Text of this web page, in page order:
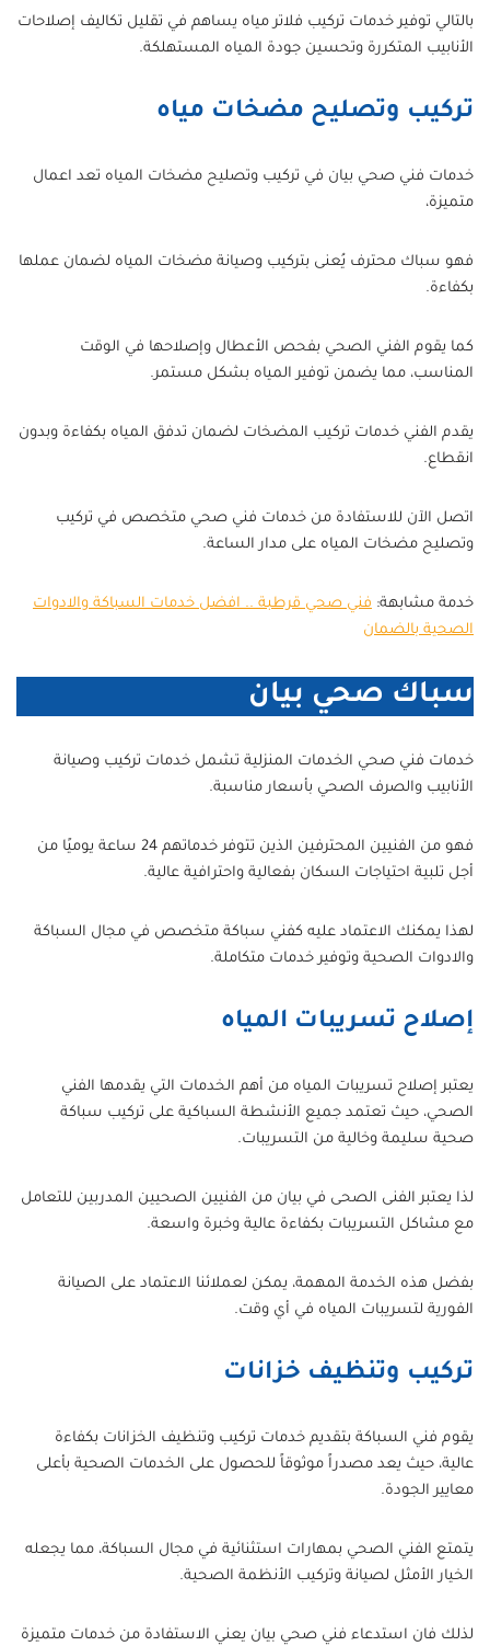
بالتالي توفير خدمات تركيب فلاتر مياه يساهم في تقليل تكاليف إصلاحات
الأنابيب المتكررة وتحسين جودة المياه المستهلكة.
تركيب وتصليح مضخات مياه
خدمات فني صحي بيان في تركيب وتصليح مضخات المياه تعد اعمال
متميزة،
فهو سباك محترف يُعنى بتركيب وصيانة مضخات المياه لضمان عملها
بكفاءة.
كما يقوم الفني الصحي بفحص الأعطال وإصلاحها في الوقت
المناسب، مما يضمن توفير المياه بشكل مستمر.
يقدم الفني خدمات تركيب المضخات لضمان تدفق المياه بكفاءة وبدون
انقطاع.
اتصل الآن للاستفادة من خدمات فني صحي متخصص في تركيب
وتصليح مضخات المياه على مدار الساعة.
خدمة مشابهة: فني صحي قرطبة .. افضل خدمات السباكة والادوات
الصحية بالضمان
سباك صحي بيان
خدمات فني صحي الخدمات المنزلية تشمل خدمات تركيب وصيانة
الأنابيب والصرف الصحي بأسعار مناسبة.
فهو من الفنيين المحترفين الذين تتوفر خدماتهم 24 ساعة يوميًا من
أجل تلبية احتياجات السكان بفعالية واحترافية عالية.
لهذا يمكنك الاعتماد عليه كفني سباكة متخصص في مجال السباكة
والادوات الصحية وتوفير خدمات متكاملة.
إصلاح تسريبات المياه
يعتبر إصلاح تسريبات المياه من أهم الخدمات التي يقدمها الفني
الصحي، حيث تعتمد جميع الأنشطة السباكية على تركيب سباكة
صحية سليمة وخالية من التسريبات.
لذا يعتبر الفنى الصحى في بيان من الفنيين الصحيين المدربين للتعامل
مع مشاكل التسريبات بكفاءة عالية وخبرة واسعة.
بفضل هذه الخدمة المهمة، يمكن لعملائنا الاعتماد على الصيانة
الفورية لتسريبات المياه في أي وقت.
تركيب وتنظيف خزانات
يقوم فني السباكة بتقديم خدمات تركيب وتنظيف الخزانات بكفاءة
عالية، حيث يعد مصدراً موثوقاً للحصول على الخدمات الصحية بأعلى
معايير الجودة.
يتمتع الفني الصحي بمهارات استثنائية في مجال السباكة، مما يجعله
الخيار الأمثل لصيانة وتركيب الأنظمة الصحية.
لذلك فان استدعاء فني صحي بيان يعني الاستفادة من خدمات متميزة